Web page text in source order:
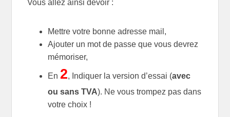
Vous allez ainsi devoir :
Mettre votre bonne adresse mail,
Ajouter un mot de passe que vous devrez
mémoriser,
En 2, Indiquer la version d’essai (avec
ou sans TVA). Ne vous trompez pas dans
votre choix !